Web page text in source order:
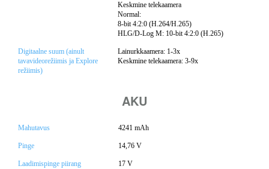
Keskmine telekaamera
Normal:
8-bit 4:2:0 (H.264/H.265)
HLG/D-Log M: 10-bit 4:2:0 (H.265)
Digitaalne suum (ainult
tavavideorežiimis ja Explore
režiimis)
Lainurkkaamera: 1-3x
Keskmine telekaamera: 3-9x
AKU
Mahutavus 4241 mAh
Pinge 14,76 V
Laadimispinge piirang 17 V